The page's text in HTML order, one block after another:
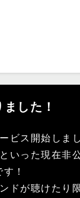
した！
ビス開始しま
いった現在非
！
ドが聴けたり